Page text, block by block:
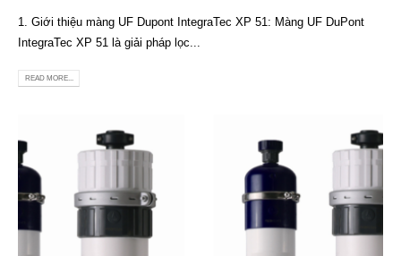
1. Giới thiệu màng UF Dupont IntegraTec XP 51: Màng UF DuPont
IntegraTec XP 51 là giải pháp lọc...
READ MORE...